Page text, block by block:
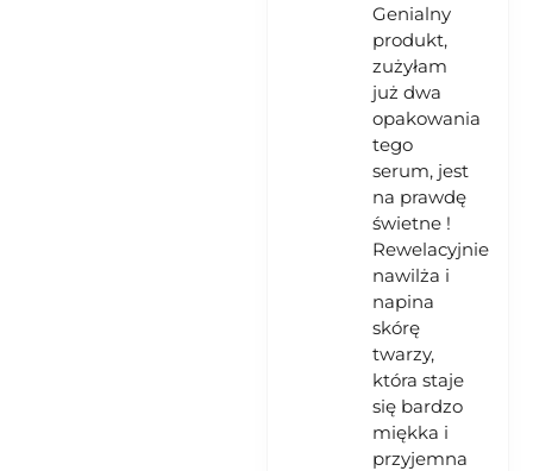
Genialny
produkt,
zużyłam
już dwa
opakowania
tego
serum, jest
na prawdę
świetne !
Rewelacyjnie
nawilża i
napina
skórę
twarzy,
która staje
się bardzo
miękka i
przyjemna